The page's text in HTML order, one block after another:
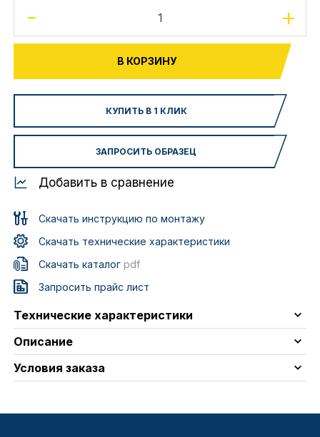
- +
В КОРЗИНУ
КУПИТЬ В 1 КЛИК
ЗАПРОСИТЬ ОБРАЗЕЦ
Добавить в сравнение
Скачать инструкцию по монтажу
Скачать технические характеристики
Скачать каталогpdf
Запросить прайс лист
Технические характеристики
Описание
Условия заказа